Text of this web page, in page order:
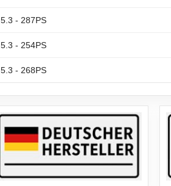
5.3 - 287PS
5.3 - 254PS
5.3 - 268PS